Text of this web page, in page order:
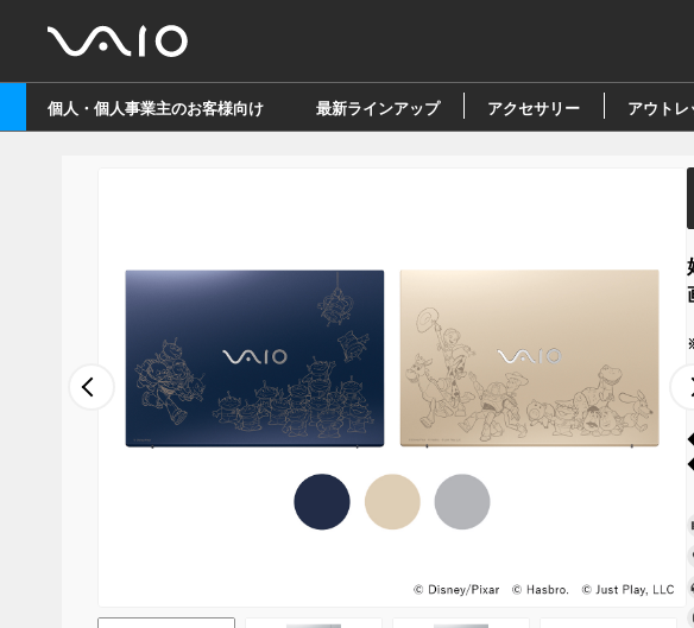
個人・個人事業主のお客様向け 最新ラインアップ アクセサリー アウトレ
Next